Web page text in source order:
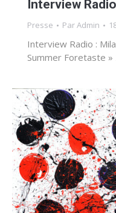
Interview
Presse ParAdmin
Interview Radio :
Summer Foretaste »